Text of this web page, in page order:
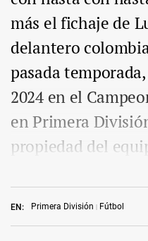
EN: Primera División Fútbol
más el fichaje de
delantero
pasada
2024 en el
en Primera
propiedad del